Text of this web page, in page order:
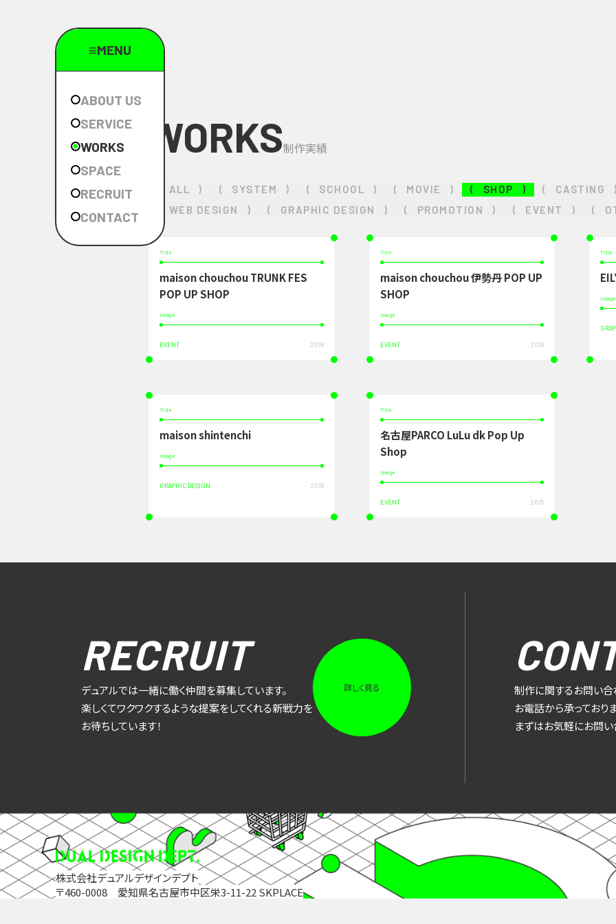
≡MENU
ABOUT US
SERVICE
WORKS
SPACE
RECRUIT
CONTACT
WORKS制作実績
ALL ) ( SYSTEM ) ( SCHOOL ) ( MOVIE ) ( SHOP ) ( CASTING )
WEB DESIGN ) ( GRAPHIC DESIGN ) ( PROMOTION ) ( EVENT ) (
Title
maison chouchou TRUNK FES
POP UP SHOP
Image
EVENT 2019
Title
maison chouchou 伊勢丹 POP UP
SHOP
Image
EVENT 2018
Title
Image
Title
maison shintenchi
Image
GRAPHIC DESIGN 2018
Title
名古屋PARCO LuLu dk Pop Up
Shop
Image
EVENT 2015
RECRUIT
デュアルでは一緒に働く仲間を募集しています。
楽しくてワクワクするような提案をしてくれる新戦力を
お待ちしています！
詳しく見る
制作に関するお問い合
お電話から承っておりま
まずはお気軽にお問い
株式会社デュアルデザインデプト
〒460-0008 愛知県名古屋市中区栄3-11-22 SKPLACE